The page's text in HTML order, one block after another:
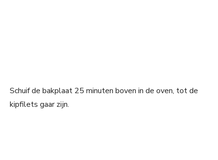
Schuif de bakplaat 25 minuten boven in de oven, tot de
kipfilets gaar zijn.